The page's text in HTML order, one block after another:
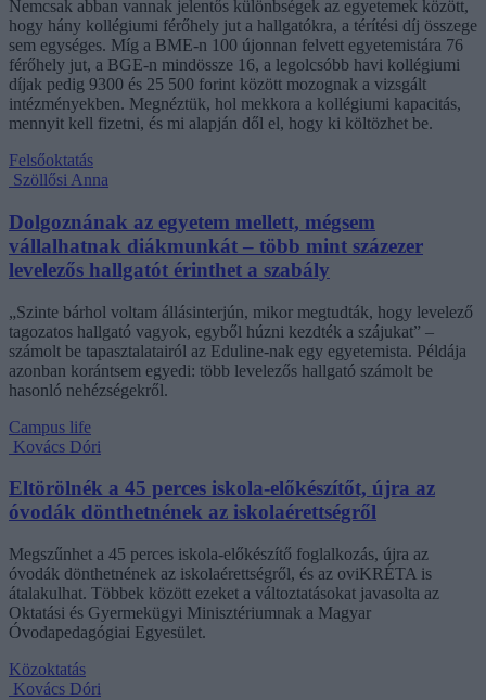
Nemcsak abban vannak jelentős különbségek az egyetemek között,
hogy hány kollégiumi férőhely jut a hallgatókra, a térítési díj összege
sem egységes. Míg a BME-n 100 újonnan felvett egyetemistára 76
férőhely jut, a BGE-n mindössze 16, a legolcsóbb havi kollégiumi
díjak pedig 9300 és 25 500 forint között mozognak a vizsgált
intézményekben. Megnéztük, hol mekkora a kollégiumi kapacitás,
mennyit kell fizetni, és mi alapján dől el, hogy ki költözhet be.
Felsőoktatás
Szöllősi Anna
Dolgoznának az egyetem mellett, mégsem
vállalhatnak diákmunkát – több mint százezer
levelezős hallgatót érinthet a szabály
„Szinte bárhol voltam állásinterjún, mikor megtudták, hogy levelező
tagozatos hallgató vagyok, egyből húzni kezdték a szájukat” –
számolt be tapasztalatairól az Eduline-nak egy egyetemista. Példája
azonban korántsem egyedi: több levelezős hallgató számolt be
hasonló nehézségekről.
Campus life
Kovács Dóri
Eltörölnék a 45 perces iskola-előkészítőt, újra az
óvodák dönthetnének az iskolaérettségről
Megszűnhet a 45 perces iskola-előkészítő foglalkozás, újra az
óvodák dönthetnének az iskolaérettségről, és az oviKRÉTA is
átalakulhat. Többek között ezeket a változtatásokat javasolta az
Oktatási és Gyermekügyi Minisztériumnak a Magyar
Óvodapedagógiai Egyesület.
Közoktatás
Kovács Dóri